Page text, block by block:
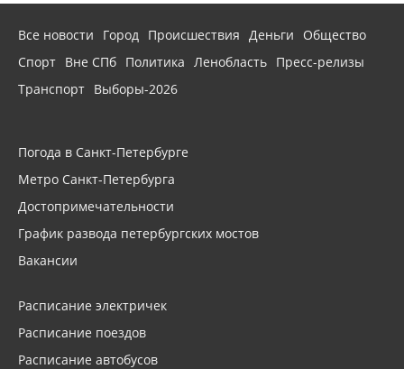
Все новости Город Происшествия Деньги
Общество
Спорт Вне СПб Политика Ленобласть Пресс-релизы
Транспорт Выборы-2026
Погода в Санкт-Петербурге
Метро Санкт-Петербурга
Достопримечательности
График развода петербургских мостов
Вакансии
Расписание электричек
Расписание поездов
Расписание автобусов